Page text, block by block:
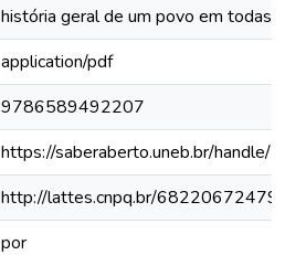
história geral de um povo em todas
application/pdf
9786589492207
https://saberaberto.uneb.br/
http://lattes.cnpq.br/
por